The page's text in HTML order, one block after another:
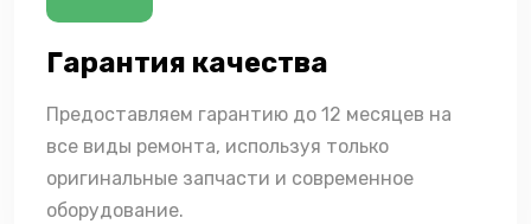
Гарантия качества
Предоставляем гарантию до 12 месяцев на
все виды ремонта, используя только
оригинальные запчасти и современное
оборудование.